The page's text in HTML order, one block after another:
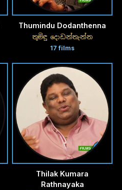
Thumindu Dodanthenna
තුමිඳු දොඩන්තැන්න
17 films
Thilak Kumara
Rathnayaka